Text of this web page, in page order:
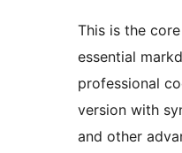
This is the
essential
professional
version with
and other